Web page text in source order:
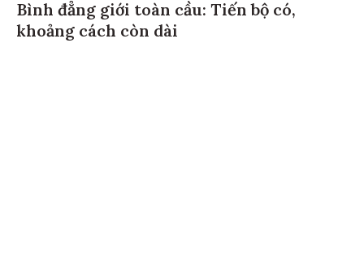
Bình đẳng giới toàn cầu: Tiến bộ có,
khoảng cách còn dài